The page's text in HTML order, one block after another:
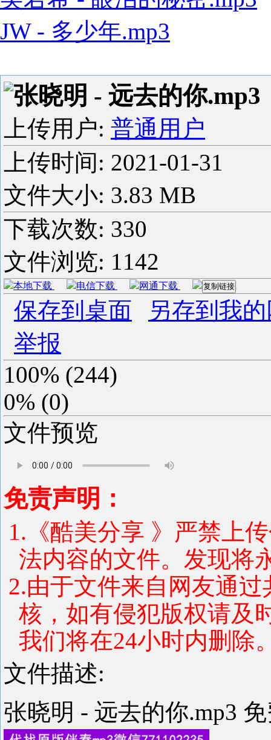
JW - 多少年.mp3
张晓明 - 远去的你.mp3
上传用户: 普通用户
上传时间: 2021-01-31
文件大小: 3.83 MB
下载次数: 330
文件浏览: 1142
本地下载 电信下载 网通下载 复制链接
保存到桌面
另存到我
举报
100% (244)
0% (0)
文件预览
免责声明：
1.《酷美分享 》严禁上
法内容的文件。发现将
2.由于文件来自网友通
核，如有侵犯版权请及
我们将在24小时内删除
文件描述:
张晓明 - 远去的你.mp3